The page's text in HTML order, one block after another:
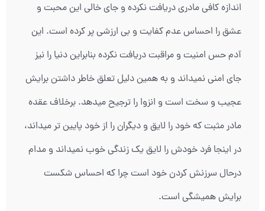
اندازه کافی مادری دریافت نکرده و جای خالی این محبت و
عشق را احساس عدم کفایت و بی ارزشی پر کرده است. این
آدم حس امنیت و مراقبت دریافت نکرده بنابراین دنیا را نیز
جای امنی نمیداند و به همین دلیل تعلق خاطر داشتن برایش
عجیب و سخت است و انزوا را ترجیح میدهد. برخلاف عقده
مادر مثبت که خود را لایق و دیگران را از خود پایین تر میداند،
در اینجا فرد خودش را لایق یک زندگی خوب نمیداند و مدام
درحال سرزنش کردن خود است چرا که احساس شکست
برایش همیشگی است.